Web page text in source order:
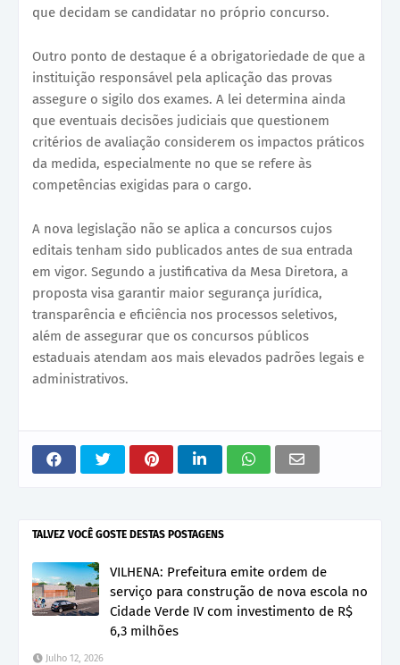
que decidam se candidatar no próprio concurso.
Outro ponto de destaque é a obrigatoriedade de que a
instituição responsável pela aplicação das provas
assegure o sigilo dos exames. A lei determina ainda
que eventuais decisões judiciais que questionem
critérios de avaliação considerem os impactos práticos
da medida, especialmente no que se refere às
competências exigidas para o cargo.
A nova legislação não se aplica a concursos cujos
editais tenham sido publicados antes de sua entrada
em vigor. Segundo a justificativa da Mesa Diretora, a
proposta visa garantir maior segurança jurídica,
transparência e eficiência nos processos seletivos,
além de assegurar que os concursos públicos
estaduais atendam aos mais elevados padrões legais e
administrativos.
TALVEZ VOCÊ GOSTE DESTAS POSTAGENS
VILHENA: Prefeitura emite ordem de
serviço para construção de nova escola no
Cidade Verde IV com investimento de R$
6,3 milhões
Julho 12, 2026